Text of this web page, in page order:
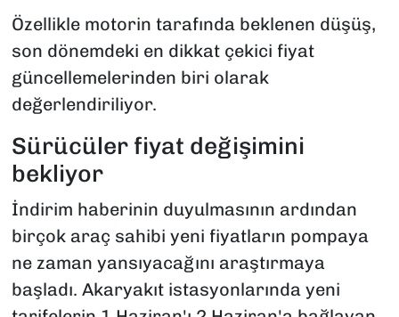
Özellikle motorin tarafında beklenen düşüş,
son dönemdeki en dikkat çekici fiyat
güncellemelerinden biri olarak
değerlendiriliyor.
Sürücüler fiyat değişimini
bekliyor
İndirim haberinin duyulmasının ardından
birçok araç sahibi yeni fiyatların pompaya
ne zaman yansıyacağını araştırmaya
başladı. Akaryakıt istasyonlarında yeni